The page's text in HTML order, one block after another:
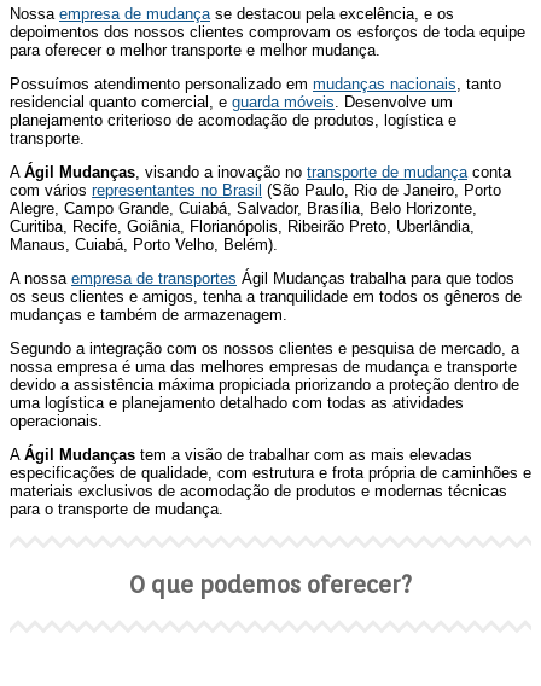
Nossa empresa de mudançase destacou pela excelência, e os
depoimentos dos nossos clientes comprovam os esforços de toda equipe
para oferecer o melhor transporte e melhor mudança.
Possuímos atendimento personalizado em mudanças nacionais, tanto
residencial quanto comercial, e guarda móveis. Desenvolve um
planejamento criterioso de acomodação de produtos, logística e
transporte.
A Ágil Mudanças, visando a inovação no transporte de mudançaconta
com vários representantes no Brasil (São Paulo, Rio de Janeiro, Porto
Alegre, Campo Grande, Cuiabá, Salvador, Brasília, Belo Horizonte,
Curitiba, Recife, Goiânia, Florianópolis, Ribeirão Preto, Uberlândia,
Manaus, Cuiabá, Porto Velho, Belém).
A nossa empresa de transportes Ágil Mudanças trabalha para que todos
os seus clientes e amigos, tenha a tranquilidade em todos os gêneros de
mudanças e também de armazenagem.
Segundo a integração com os nossos clientes e pesquisa de mercado, a
nossa empresa é uma das melhores empresas de mudança e transporte
devido a assistência máxima propiciada priorizando a proteção dentro de
uma logística e planejamento detalhado com todas as atividades
operacionais.
A Ágil Mudanças tem a visão de trabalhar com as mais elevadas
especificações de qualidade, com estrutura e frota própria de caminhões e
materiais exclusivos de acomodação de produtos e modernas técnicas
para o transporte de mudança.
O que podemos oferecer?